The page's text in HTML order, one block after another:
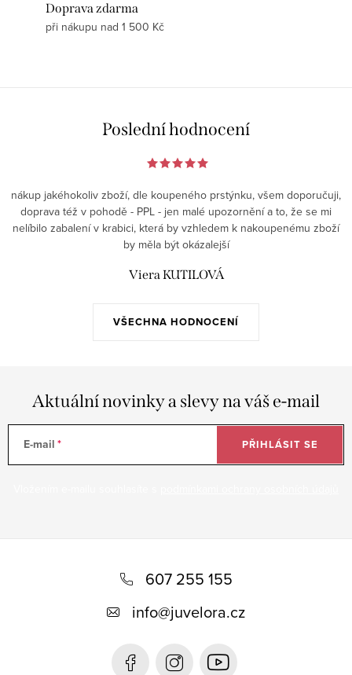
Doprava zdarma
při nákupu nad 1 500 Kč
Poslední hodnocení
VŠECHNA HODNOCENÍ
nákup jakéhokoliv zboží, dle koupeného prstýnku, všem doporučuji,
doprava též v pohodě - PPL - jen malé upozornění a to, že se mi
nelíbilo zabalení v krabici, která by vzhledem k nakoupenému zboží
by měla být okázalejší
Viera KUTILOVÁ
Aktuální novinky a slevy na váš e-mail
E-mail PŘIHLÁSIT SE
607 255 155
info@juvelora.cz